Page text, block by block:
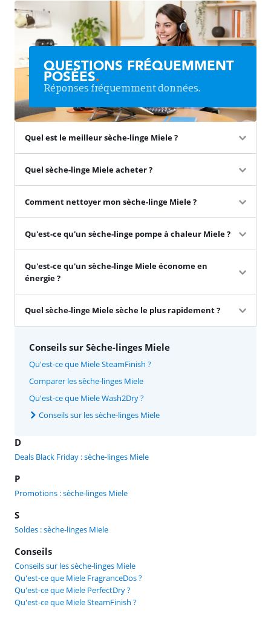
Quel est le meilleur sèche-linge Miele ?
Quel sèche-linge Miele acheter ?
Comment nettoyer mon sèche-linge Miele ?
Qu'est-ce qu'un sèche-linge pompe à chaleur Miele ?
Qu'est-ce qu'un sèche-linge Miele économe en
énergie ?
Quel sèche-linge Miele sèche le plus rapidement ?
QUESTIONS FRÉQUEMMENT
POSÉES.
Réponses fréquemment données.
Conseils sur Sèche-linges Miele
Qu'est-ce que Miele SteamFinish ?
Comparer les sèche-linges Miele
Qu'est-ce que Miele Wash2Dry ?
Conseils sur les sèche-linges Miele
D
Deals Black Friday : sèche-linges Miele
P
Promotions : sèche-linges Miele
S
Soldes : sèche-linges Miele
Conseils
Conseils sur les sèche-linges Miele
Qu'est-ce que Miele FragranceDos ?
Qu'est-ce que Miele PerfectDry ?
Qu'est-ce que Miele SteamFinish ?